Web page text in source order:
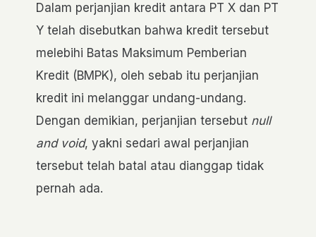
Dalam perjanjian kredit antara PT X dan PT
Y telah disebutkan bahwa kredit tersebut
melebihi Batas Maksimum Pemberian
Kredit (BMPK), oleh sebab itu perjanjian
kredit ini melanggar undang-undang.
Dengan demikian, perjanjian tersebut null
and void, yakni sedari awal perjanjian
tersebut telah batal atau dianggap tidak
pernah ada.